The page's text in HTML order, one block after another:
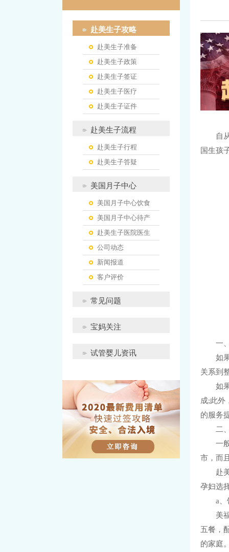
自
国生孩
一
如
关系到
如
成;此外
的服务
二
一
市，而
赴
孕妇选
a、
美
五餐，
的家庭。
赴美生子攻略
赴美生子准备
赴美生子政策
赴美生子签证
赴美生子医疗
赴美生子证件
赴美生子流程
赴美生子行程
赴美生子答疑
美国月子中心
美国月子中心饮食
美国月子中心待产
赴美生子医院医生
公司动态
新闻报道
客户评价
常见问题
宝妈关注
试管婴儿资讯